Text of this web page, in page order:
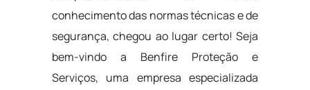
conhecimento das normas técnicas e de
segurança, chegou ao lugar certo! Seja
bem-vindo a Benfire Proteção e
Serviços, uma empresa especializada